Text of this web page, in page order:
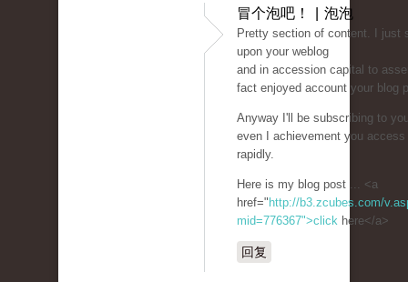
冒个泡吧！ | 泡泡
Pretty section of content. I just
upon your weblog
and in accession capital to
fact enjoyed account your blog
Anyway I'll be subscribing to
even I achievement you
rapidly.
Here is my blog post ... <a
href=" http://b3.zcubes.com/
mid=776367">click here</a>
回复